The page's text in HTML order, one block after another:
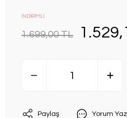
İNDİRİMLİ
1.699,00 TL
Paylaş Yorum Yaz